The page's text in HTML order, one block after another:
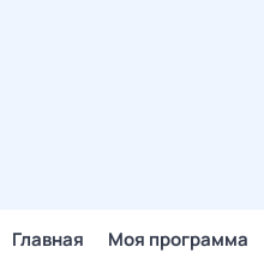
Главная Моя программа